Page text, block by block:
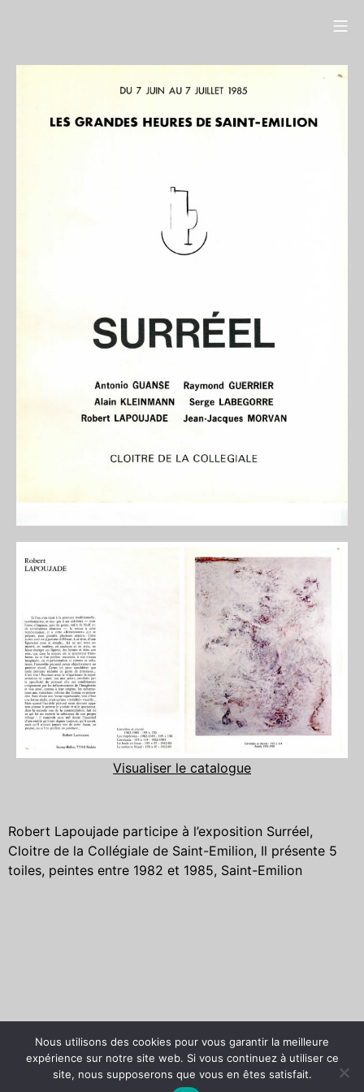
Visualiser le catalogue
Robert Lapoujade participe à l’exposition Surréel,
Cloitre de la Collégiale de Saint-Emilion, Il présente 5
toiles, peintes entre 1982 et 1985, Saint-Emilion
Copyright © 2026
Association Robert
Lapoujade
Mentions Légales
L’Association Robert
Lapoujade – Contact
Nous utilisons des cookies pour vous garantir la meilleure
expérience sur notre site web. Si vous continuez à utiliser ce
site, nous supposerons que vous en êtes satisfait.